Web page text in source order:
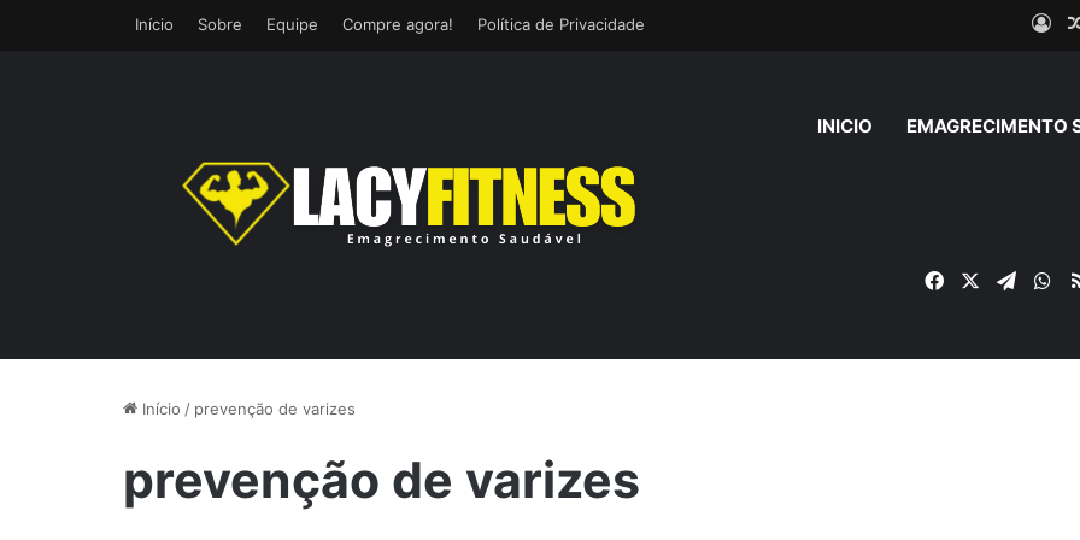
Início Sobre Equipe Compre agora! Política de Privacidade
INICIO EMAGRECIMENTO
Facebook
Início / prevenção de varizes
prevenção de varizes